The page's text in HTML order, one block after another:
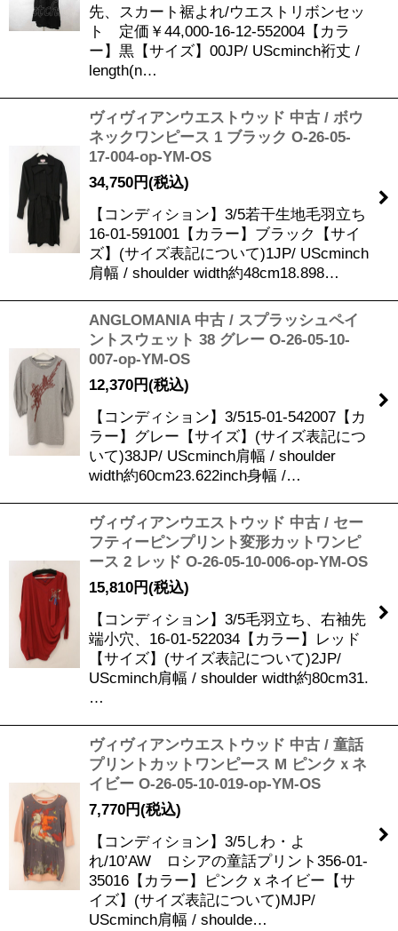
先、スカート裾よれ/ウエストリボンセッ
ト 定価￥44,000-16-12-552004【カラ
ー】黒【サイズ】00JP/ UScminch裄丈 /
length(n…
ヴィヴィアンウエストウッド 中古 / ボウ
ネックワンピース 1 ブラック O-26-05-
17-004-op-YM-OS
34,750円(税込)
【コンディション】3/5若干生地毛羽立ち
16-01-591001【カラー】ブラック【サイ
ズ】(サイズ表記について)1JP/ UScminch
肩幅 / shoulder width約48cm18.898…
ANGLOMANIA 中古 / スプラッシュペイ
ントスウェット 38 グレー O-26-05-10-
007-op-YM-OS
12,370円(税込)
【コンディション】3/515-01-542007【カ
ラー】グレー【サイズ】(サイズ表記につ
いて)38JP/ UScminch肩幅 / shoulder
width約60cm23.622inch身幅 /…
ヴィヴィアンウエストウッド 中古 / セー
フティーピンプリント変形カットワンピ
ース 2 レッド O-26-05-10-006-op-YM-OS
15,810円(税込)
【コンディション】3/5毛羽立ち、右袖先
端小穴、16-01-522034【カラー】レッド
【サイズ】(サイズ表記について)2JP/
UScminch肩幅 / shoulder width約80cm31.
…
ヴィヴィアンウエストウッド 中古 / 童話
プリントカットワンピース M ピンクｘネ
イビー O-26-05-10-019-op-YM-OS
7,770円(税込)
【コンディション】3/5しわ・よ
れ/10’AW ロシアの童話プリント356-01-
35016【カラー】ピンクｘネイビー【サ
イズ】(サイズ表記について)MJP/
UScminch肩幅 / shoulde…